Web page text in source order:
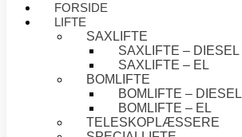
FORSIDE
LIFTE
SAXLIFTE
SAXLIFTE – DIESEL
SAXLIFTE – EL
BOMLIFTE
BOMLIFTE – DIESEL
BOMLIFTE – EL
TELESKOPLÆSSERE